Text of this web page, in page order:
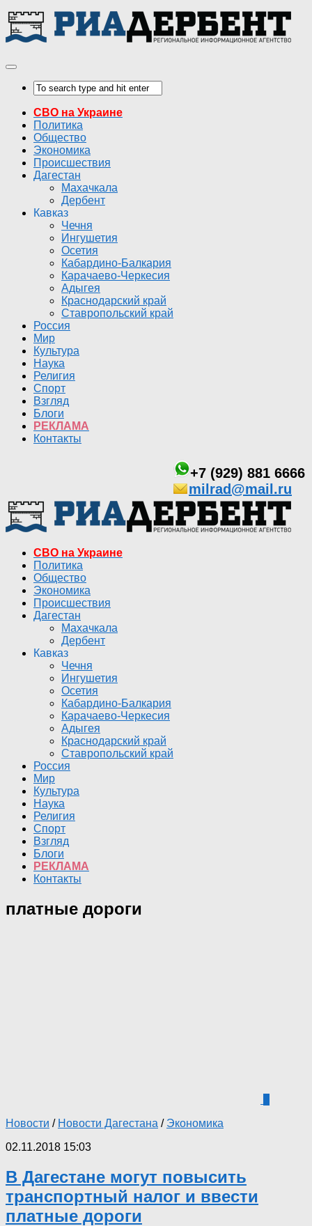
СВО на Украине
Политика
Общество
Экономика
Происшествия
Дагестан
Махачкала
Дербент
Кавказ
Чечня
Ингушетия
Осетия
Кабардино-Балкария
Карачаево-Черкесия
Адыгея
Краснодарский край
Ставропольский край
Россия
Мир
Культура
Наука
Религия
Спорт
Взгляд
Блоги
РЕКЛАМА
Контакты
+7 (929) 881 6666
milrad@mail.ru
СВО на Украине
Политика
Общество
Экономика
Происшествия
Дагестан
Махачкала
Дербент
Кавказ
Чечня
Ингушетия
Осетия
Кабардино-Балкария
Карачаево-Черкесия
Адыгея
Краснодарский край
Ставропольский край
Россия
Мир
Культура
Наука
Религия
Спорт
Взгляд
Блоги
РЕКЛАМА
Контакты
платные дороги
Новости / Новости Дагестана / Экономика
02.11.2018 15:03
В Дагестане могут повысить
транспортный налог и ввести
платные дороги